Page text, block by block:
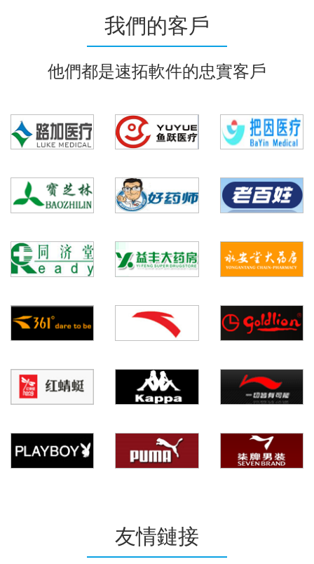
我們的客戶
他們都是速拓軟件的忠實客戶
友情鏈接